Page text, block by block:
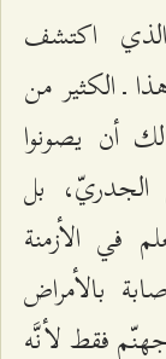
اكتشف
ـ الكثير من
أن يصونوا
الجدريّ، بل
في الأزمنة
بالأمراض
فقط لأنَّه